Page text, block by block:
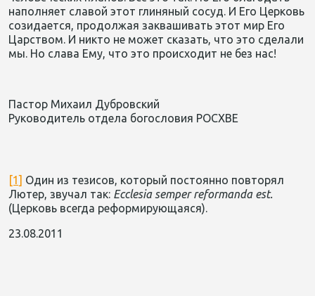
наполняет славой этот глиняный сосуд. И Его Церковь
созидается, продолжая заквашивать этот мир Его
Царством. И никто не может сказать, что это сделали
мы. Но слава Ему, что это происходит не без нас!
Пастор Михаил Дубровский
Руководитель отдела богословия РОСХВЕ
[1] Один из тезисов, который постоянно повторял
Лютер, звучал так: Ecclesia semper reformanda est.
(Церковь всегда реформирующаяся).
23.08.2011